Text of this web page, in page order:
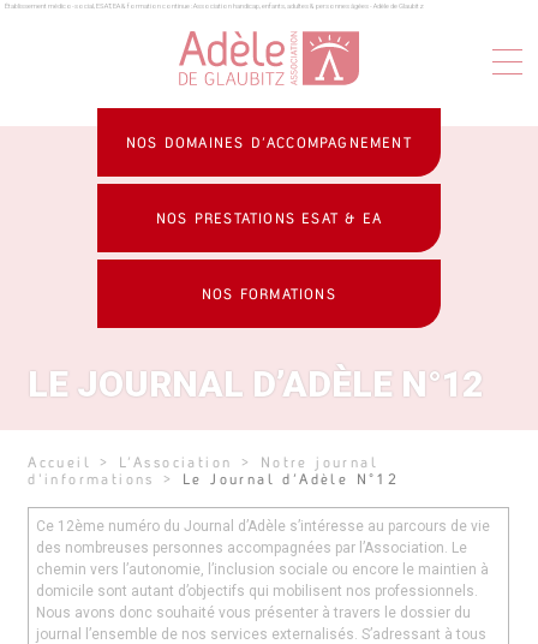
Panneau de gestion des cookies
Établissement médico-social, ESAT, EA & formation continue : Association handicap, enfants, adultes & personnes âgées - Adèle de Glaubitz
NOS DOMAINES D’ACCOMPAGNEMENT
NOS PRESTATIONS ESAT & EA
NOS FORMATIONS
LE JOURNAL D’ADÈLE N°12
Accueil > L’Association > Notre journal
d'informations
> Le Journal d’Adèle N°12
Ce 12ème numéro du Journal d’Adèle s’intéresse au parcours de vie
des nombreuses personnes accompagnées par l’Association. Le
chemin vers l’autonomie, l’inclusion sociale ou encore le maintien à
domicile sont autant d’objectifs qui mobilisent nos professionnels.
Nous avons donc souhaité vous présenter à travers le dossier du
journal l’ensemble de nos services externalisés. S’adressant à tous